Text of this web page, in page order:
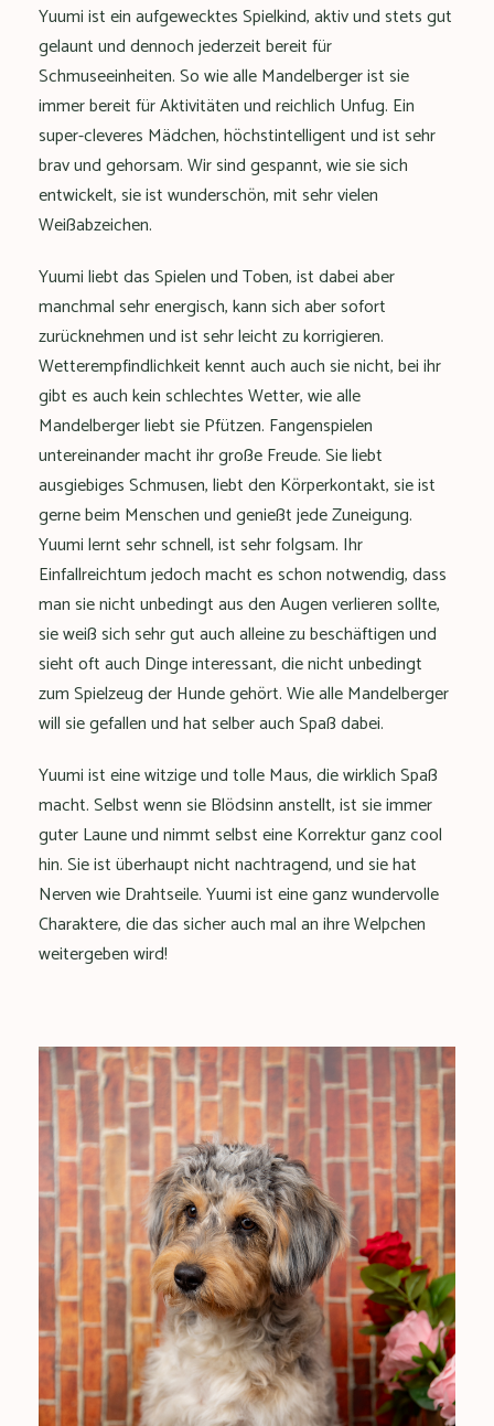
Yuumi ist ein aufgewecktes Spielkind, aktiv und stets gut
gelaunt und dennoch jederzeit bereit für
Schmuseeinheiten. So wie alle Mandelberger ist sie
immer bereit für Aktivitäten und reichlich Unfug. Ein
super-cleveres Mädchen, höchstintelligent und ist sehr
brav und gehorsam. Wir sind gespannt, wie sie sich
entwickelt, sie ist wunderschön, mit sehr vielen
Weißabzeichen.
Yuumi liebt das Spielen und Toben, ist dabei aber
manchmal sehr energisch, kann sich aber sofort
zurücknehmen und ist sehr leicht zu korrigieren.
Wetterempfindlichkeit kennt auch auch sie nicht, bei ihr
gibt es auch kein schlechtes Wetter, wie alle
Mandelberger liebt sie Pfützen. Fangenspielen
untereinander macht ihr große Freude. Sie liebt
ausgiebiges Schmusen, liebt den Körperkontakt, sie ist
gerne beim Menschen und genießt jede Zuneigung.
Yuumi lernt sehr schnell, ist sehr folgsam. Ihr
Einfallreichtum jedoch macht es schon notwendig, dass
man sie nicht unbedingt aus den Augen verlieren sollte,
sie weiß sich sehr gut auch alleine zu beschäftigen und
sieht oft auch Dinge interessant, die nicht unbedingt
zum Spielzeug der Hunde gehört. Wie alle Mandelberger
will sie gefallen und hat selber auch Spaß dabei.
Yuumi ist eine witzige und tolle Maus, die wirklich Spaß
macht. Selbst wenn sie Blödsinn anstellt, ist sie immer
guter Laune und nimmt selbst eine Korrektur ganz cool
hin. Sie ist überhaupt nicht nachtragend, und sie hat
Nerven wie Drahtseile. Yuumi ist eine ganz wundervolle
Charaktere, die das sicher auch mal an ihre Welpchen
weitergeben wird!